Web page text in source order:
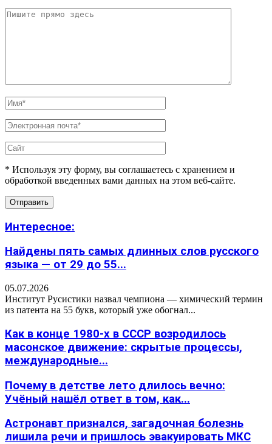
* Используя эту форму, вы соглашаетесь с хранением и
обработкой введенных вами данных на этом веб-сайте.
Интересное:
Найдены пять самых длинных слов русского
языка — от 29 до 55...
05.07.2026
Институт Русистики назвал чемпиона — химический термин
из патента на 55 букв, который уже обогнал...
Как в конце 1980-х в СССР возродилось
масонское движение: скрытые процессы,
международные...
Почему в детстве лето длилось вечно:
Учёный нашёл ответ в том, как...
Астронавт признался, загадочная болезнь
лишила речи и пришлось эвакуировать МКС